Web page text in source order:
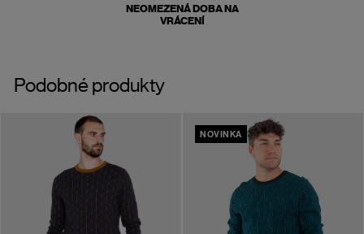
NEOMEZENÁ DOBA NA
VRÁCENÍ
Podobné produkty
NOVINKA